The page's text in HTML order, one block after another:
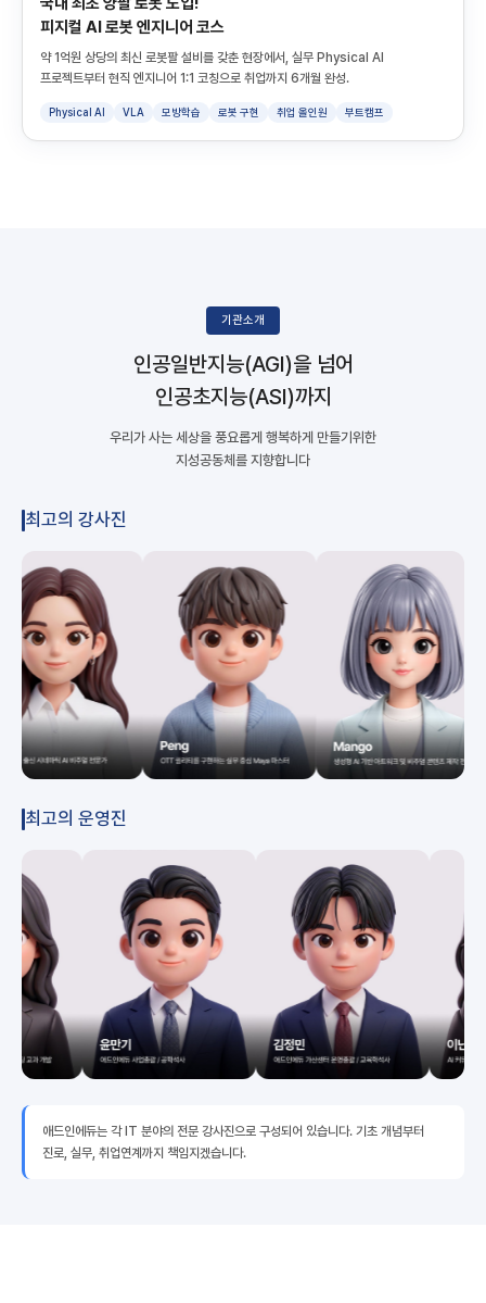
피지컬 AI 로봇 엔지니어 코스
약 1억원 상당의 최신 로봇팔 설비를 갖춘 현장에서, 실무 Physical AI
프로젝트부터 현직 엔지니어 1:1 코칭으로 취업까지 6개월 완성.
Physical AI VLA 모방학습 로봇 구현 취업 올인원 부트캠프
기관소개
인공일반지능(AGI)을 넘어
인공초지능(ASI)까지
우리가 사는 세상을 풍요롭게 행복하게 만들기위한
지성공동체를 지향합니다
최고의 강사진
최고의 운영진
애드인에듀는 각 IT 분야의 전문 강사진으로 구성되어 있습니다. 기초 개념부터
진로, 실무, 취업연계까지 책임지겠습니다.